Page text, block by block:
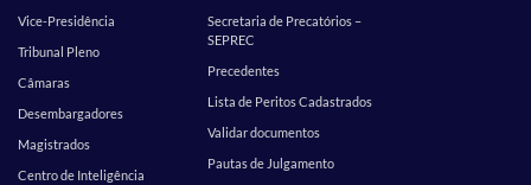
Vice-Presidência
Tribunal Pleno
Câmaras
Desembargadores
Magistrados
Centro de Inteligência
Secretaria de Precatórios –
SEPREC
Precedentes
Lista de Peritos Cadastrados
Validar documentos
Pautas de Julgamento